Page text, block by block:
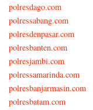
polresdago.com
polressabang.com
polresdenpasar.com
polresbanten.com
polresjambi.com
polressamarinda.com
polresbanjarmasin.com
polresbatam.com